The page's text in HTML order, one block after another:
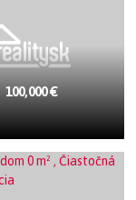
100,000 €